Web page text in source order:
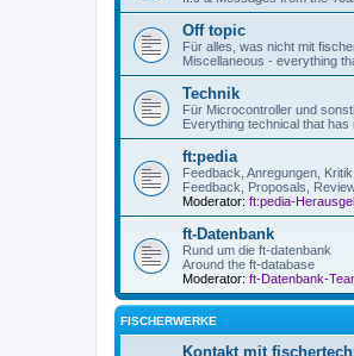
Off topic
Für alles, was nicht mit
Miscellaneous - everything
Technik
Für Microcontroller und
Everything technical that has
ft:pedia
Feedback, Anregungen,
Feedback, Proposals,
Moderator: ft:pedia-
ft-Datenbank
Rund um die ft-datenbank
Around the ft-database
Moderator: ft-Datenbank-
FISCHERWERKE
Kontakt mit